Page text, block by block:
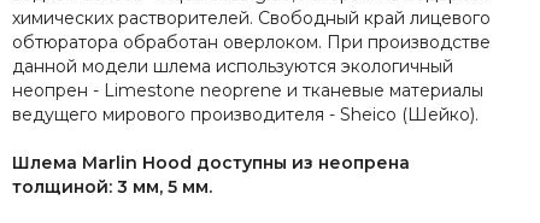
химических растворителей. Свободный край лицевого
обтюратора обработан оверлоком. При производстве
данной модели шлема используются экологичный
неопрен - Limestone neoprene и тканевые материалы
ведущего мирового производителя - Sheico (Шейко).
Шлема Marlin Hood доступны из неопрена
толщиной: 3 мм, 5 мм.